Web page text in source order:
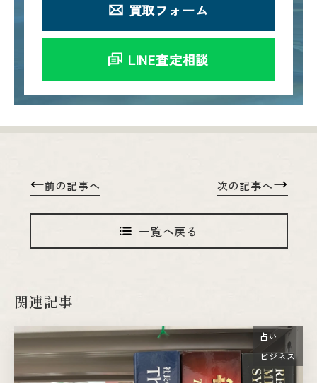
買取フォーム
LINE査定相談
前の記事へ
一覧へ戻る
次の記事へ
関連記事
占い
ビジネス